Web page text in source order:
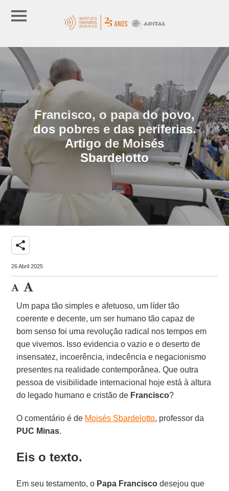
Francisco, o papa do povo,
dos pobres e das periferias.
Artigo de Moisés
Sbardelotto
share
26 Abril 2025
Um papa tão simples e afetuoso, um líder tão
coerente e decente, um ser humano tão capaz de
bom senso foi uma revolução radical nos tempos em
que vivemos. Isso evidencia o vazio e o deserto de
insensatez, incoerência, indecência e negacionismo
presentes na realidade contemporânea. Que outra
pessoa de visibilidade internacional hoje está à altura
do legado humano e cristão de Francisco?
O comentário é de Moisés Sbardelotto, professor da
PUC Minas.
Eis o texto.
Em seu testamento, o Papa Francisco desejou que